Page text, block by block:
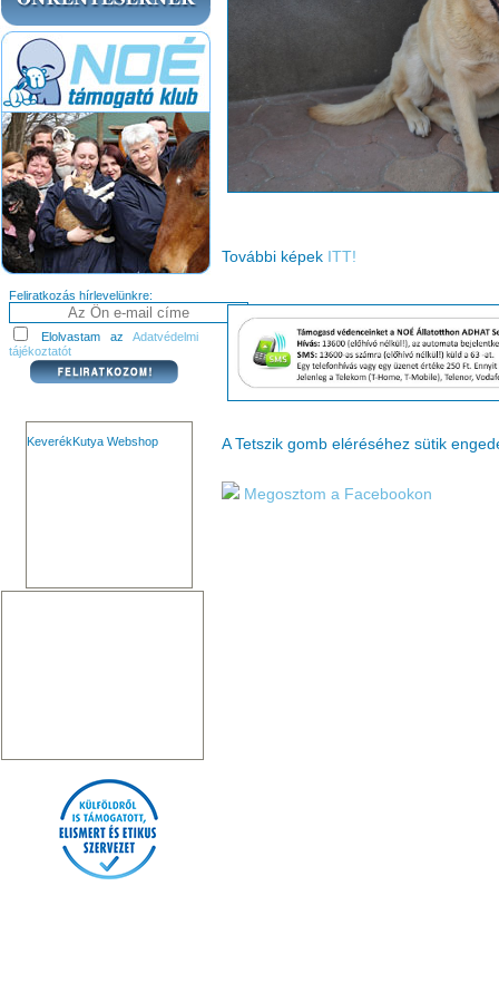
Feliratkozás hírlevelünkre:
Elolvastam az Adatvédelmi
tájékoztatót
KeverékKutya Webshop
További képek ITT!
A Tetszik gomb eléréséhez sütik
Megosztom a Facebookon